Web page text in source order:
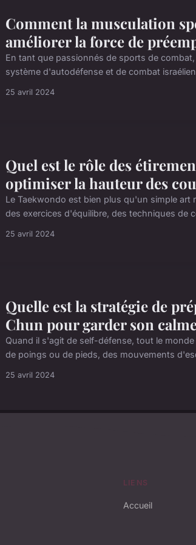
Comment la musculation
améliorer la force de
En tant que passionnés de sports de
système d'autodéfense et de combat
25 avril 2024
Quel est le rôle des
optimiser la hauteur des
Le Taekwondo est bien plus qu'un simple
des exercices d'équilibre, des techniques de
25 avril 2024
Quelle est la stratégie de
Chun pour garder son
Quand il s'agit de self-défense, tout le
de poings ou de pieds, des mouvements
25 avril 2024
LIENS
Accueil